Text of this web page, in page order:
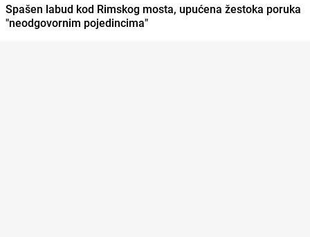
Spašen labud kod Rimskog mosta, upućena žestoka poruka
"neodgovornim pojedincima"